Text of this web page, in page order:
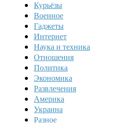
Курьёзы
Военное
Гаджеты
Интернет
Наука и техника
Отношения
Политика
Экономика
Развлечения
Америка
Украина
Разное